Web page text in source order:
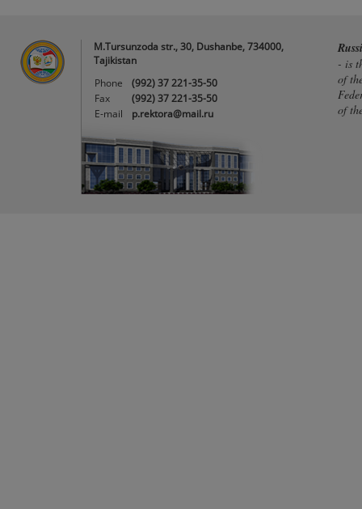
M.Tursunzoda str., 30, Dushanbe, 734000,
Tajikistan
Phone
(992) 37 221-35-50
Fax
(992) 37 221-35-50
E-mail
p.rektora@mail.ru
- is
of
of